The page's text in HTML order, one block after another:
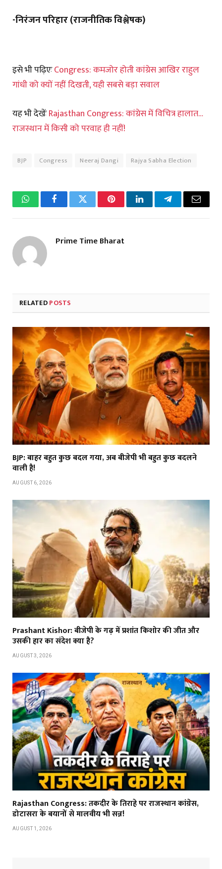
-निरंजन परिहार (राजनीतिक विश्लेषक)
इसे भी पढ़िएःCongress: कमजोर होती कांग्रेस आखिर राहुल
गांधी को क्यों नहीं दिखती, यही सबसे बड़ा सवाल
यह भी देखेंःRajasthan Congress: कांग्रेस में विचित्र हालात…
राजस्थान में किसी को परवाह ही नहीं!
BJP Congress Neeraj Dangi Rajya Sabha Election
WhatsAppFacebookTwitter PinterestLinkedInTelegramEmail
Prime Time Bharat
RELATEDPOSTS
BJP: बाहर बहुत कुछ बदल गया, अब बीजेपी भी बहुत कुछ बदलने
वाली है!
AUGUST 6, 2026
Prashant Kishor: बीजेपी के गढ़ में प्रशांत किशोर की जीत और
उसकी हार का संदेश क्या है?
AUGUST 3, 2026
Rajasthan Congress: तकदीर के तिराहे पर राजस्थान कांग्रेस,
डोटासरा के बयानों से मालवीय भी सन्न!
AUGUST 1, 2026